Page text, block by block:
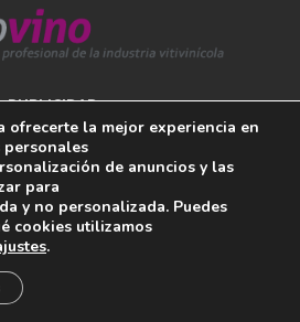
PUBLICIDAD
ofrecerte la mejor experiencia en
personales
de anuncios y las
para
y no personalizada. Puedes
cookies utilizamos
.